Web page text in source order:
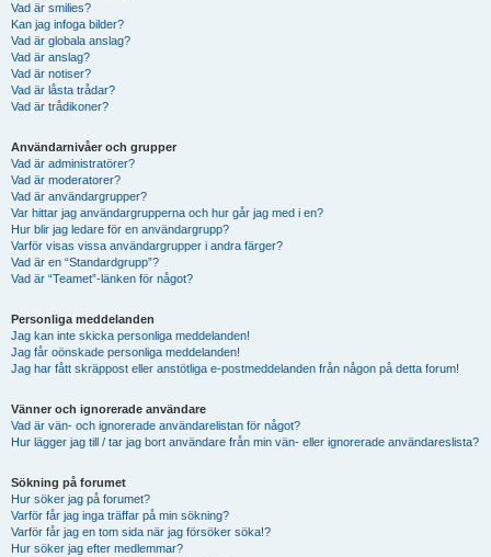
Vad är smilies?
Kan jag infoga bilder?
Vad är globala anslag?
Vad är anslag?
Vad är notiser?
Vad är låsta trådar?
Vad är trådikoner?
Användarnivåer och grupper
Vad är administratörer?
Vad är moderatorer?
Vad är användargrupper?
Var hittar jag användargrupperna och hur går jag med i en?
Hur blir jag ledare för en användargrupp?
Varför visas vissa användargrupper i andra färger?
Vad är en “Standardgrupp”?
Vad är “Teamet”-länken för något?
Personliga meddelanden
Jag kan inte skicka personliga meddelanden!
Jag får oönskade personliga meddelanden!
Jag har fått skräppost eller anstötliga e-postmeddelanden från någon på detta forum!
Vänner och ignorerade användare
Vad är vän- och ignorerade användarelistan för något?
Hur lägger jag till / tar jag bort användare från min vän- eller ignorerade användareslista?
Sökning på forumet
Hur söker jag på forumet?
Varför får jag inga träffar på min sökning?
Varför får jag en tom sida när jag försöker söka!?
Hur söker jag efter medlemmar?